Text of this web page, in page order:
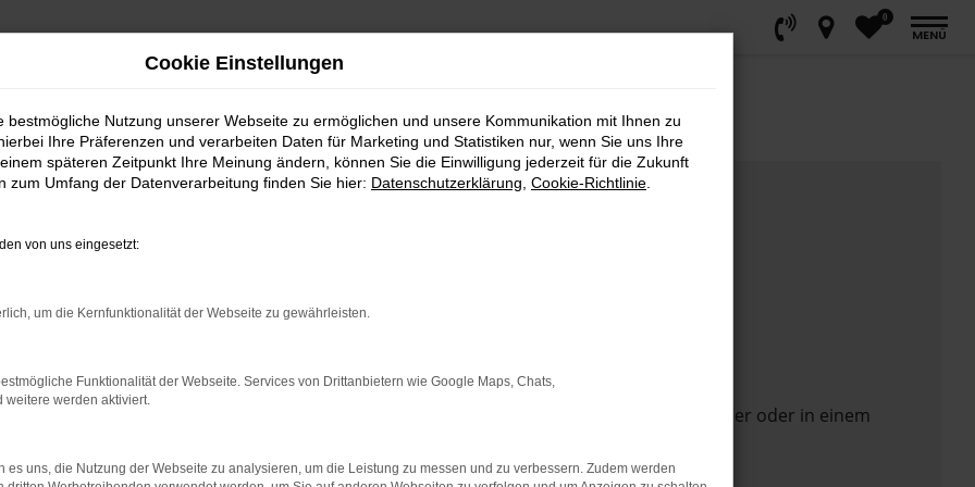
0
MENÜ
das Laden bestimmter Seiten verhindern. Funktioniert die Seite in einem anderen Browser oder in einem
Cookie Einstellungen
bestmögliche Nutzung unserer Webseite zu ermöglichen und unsere Kommunikation mit Ihnen zu
Ihre Präferenzen und verarbeiten Daten für Marketing und Statistiken nur, wenn Sie uns Ihre
späteren Zeitpunkt Ihre Meinung ändern, können Sie die Einwilligung jederzeit für die Zukunft
zum Umfang der Datenverarbeitung finden Sie hier: Datenschutzerklärung Cookie-Richtlinie
von uns eingesetzt:
um die Kernfunktionalität der Webseite zu gewährleisten.
Funktionalität der Webseite. Services von Drittanbietern wie Google Maps, Chats,
weitere werden aktiviert.
es uns, die Nutzung der Webseite zu analysieren, um die Leistung zu messen und zu verbessern. Zudem werden